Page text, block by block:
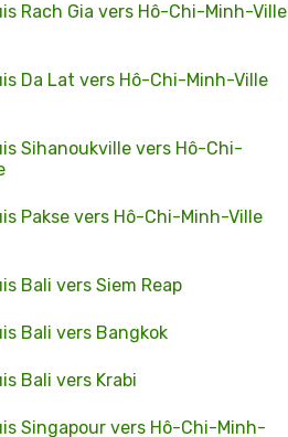
Rach Gia vers Hô-Chi-Minh-Ville
Da Lat vers Hô-Chi-Minh-Ville
Sihanoukville vers Hô-Chi-
Pakse vers Hô-Chi-Minh-Ville
Bali vers Siem Reap
Bali vers Bangkok
Bali vers Krabi
Singapour vers Hô-Chi-Minh-